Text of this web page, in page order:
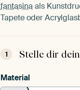
fantasina als
Tapete oder
1 Stelle dir
Material